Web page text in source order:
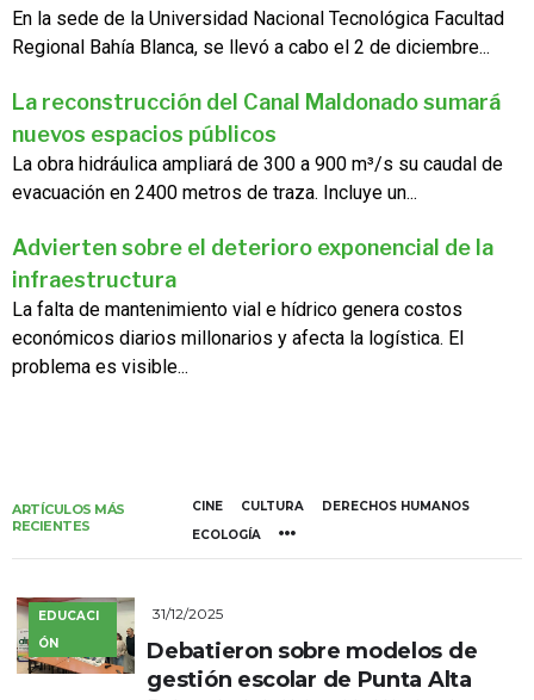
En la sede de la Universidad Nacional Tecnológica Facultad
Regional Bahía Blanca, se llevó a cabo el 2 de diciembre...
La reconstrucción del Canal Maldonado sumará
nuevos espacios públicos
La obra hidráulica ampliará de 300 a 900 m³/s su caudal de
evacuación en 2400 metros de traza. Incluye un...
Advierten sobre el deterioro exponencial de la
infraestructura
La falta de mantenimiento vial e hídrico genera costos
económicos diarios millonarios y afecta la logística. El
problema es visible...
ARTÍCULOS MÁS
RECIENTES
CINE CULTURA
DERECHOS HUMANOS
ECOLOGÍA
EDUCACI
ÓN
31/12/2025
Debatieron sobre modelos de
gestión escolar de Punta Alta